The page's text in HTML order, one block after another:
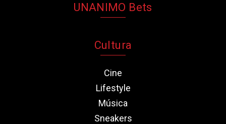
UNANIMO Bets
Cultura
Cine
Lifestyle
Música
Sneakers